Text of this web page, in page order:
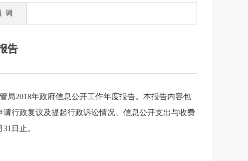
词
告
局2018年政府信息公开工作年度报告。本报告内容包
行政复议及提起行政诉讼情况、信息公开支出与收费
31 日止。